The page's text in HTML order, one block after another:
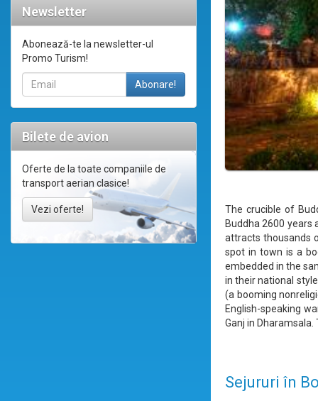
Newsletter
Abonează-te la newsletter-ul
Promo Turism!
Bilete de avion
Oferte de la toate companiile de
transport aerian clasice!
Vezi oferte!
The crucible of
Buddha 2600 years
attracts thousands
spot in town is a
embedded in the
in their national
(a booming
English-speaking
Ganj in
Sejururi în